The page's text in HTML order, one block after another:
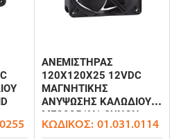
ΑΝΕΜΙΣΤΗΡΑΣ
120X120X25 12VDC
ΜΑΓΝΗΤΙΚΗΣ
ΑΝΥΨΩΣΗΣ ΚΑΛΩΔΙΟΥ
MEC0251V1 SUNON
ΚΩΔΙΚΌΣ: 01.031.0114